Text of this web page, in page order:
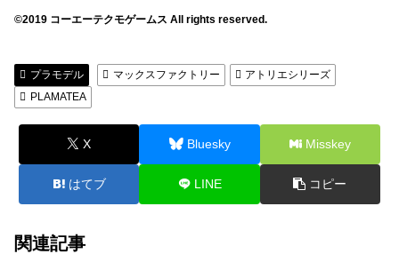
©2019 コーエーテクモゲームス All rights reserved.
プラモデル マックスファクトリー
アトリエシリーズ
PLAMATEA
X Bluesky Misskey
はてブ LINE コピー
関連記事